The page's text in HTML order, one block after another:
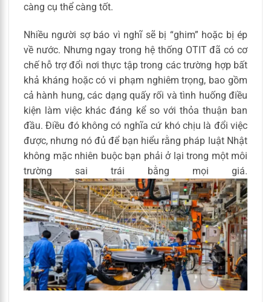
càng cụ thể càng tốt.
Nhiều người sợ báo vì nghĩ sẽ bị “ghim” hoặc bị ép
về nước. Nhưng ngay trong hệ thống OTIT đã có cơ
chế hỗ trợ đổi nơi thực tập trong các trường hợp bất
khả kháng hoặc có vi phạm nghiêm trọng, bao gồm
cả hành hung, các dạng quấy rối và tình huống điều
kiện làm việc khác đáng kể so với thỏa thuận ban
đầu. Điều đó không có nghĩa cứ khó chịu là đổi việc
được, nhưng nó đủ để bạn hiểu rằng pháp luật Nhật
không mặc nhiên buộc bạn phải ở lại trong một môi
trường sai trái bằng mọi giá.